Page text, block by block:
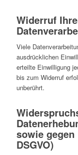
Widerruf
Viele
ausdrücklichen
erteilte Einwilligung
bis zum Widerruf
unberührt.
sowie
DSGVO)